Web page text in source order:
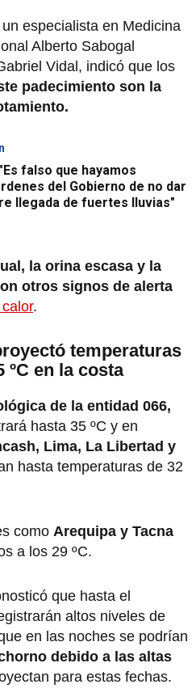
especialista en Medicina
Alberto Sabogal
Vidal, indicó que los
padecimiento son la
falso que hayamos
del Gobierno de no dar
llegada de fuertes lluvias"
la orina escasa y la
otros signos de alerta
.
temperaturas
ºC en la costa
de la entidad 066,
hasta 35 ºC y en
Lima, La Libertad y
hasta temperaturas de 32
como Arequipa y Tacna
a los 29 ºC.
que hasta el
altos niveles de
en las noches se podrían
debido a las altas
para estas fechas.